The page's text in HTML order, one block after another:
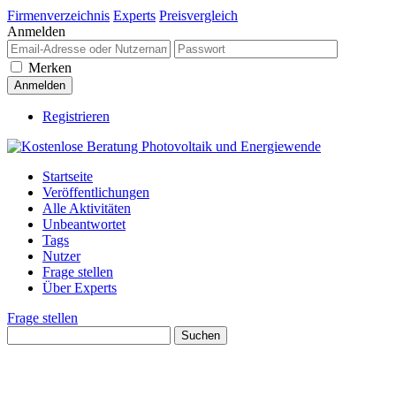
Firmenverzeichnis Experts Preisvergleich
Anmelden
Merken
Registrieren
Startseite
Veröffentlichungen
Alle Aktivitäten
Unbeantwortet
Tags
Nutzer
Frage stellen
Über Experts
Frage stellen